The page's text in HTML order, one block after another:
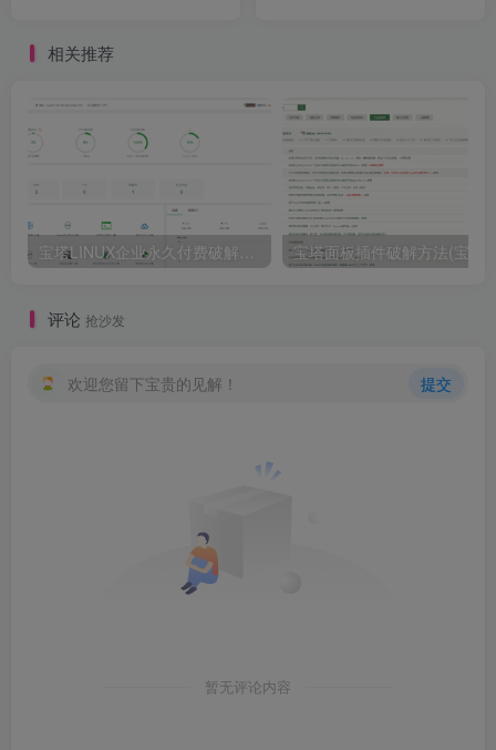
相关推荐
宝塔LINUX企业永久付费破解版(宝塔企业版破解版)所有专业版企业版插件免费使用！
评论 抢沙发
欢迎您留下宝贵的见解！ 提交
暂无评论内容